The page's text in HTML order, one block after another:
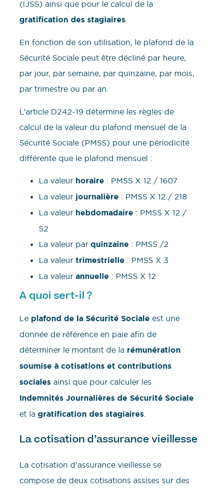
(IJSS) ainsi que pour le calcul de la
gratification des stagiaires.
En fonction de son utilisation, le plafond de la
Sécurité Sociale peut être décliné par heure,
par jour, par semaine, par quinzaine, par mois,
par trimestre ou par an.
L’article D242-19 détermine les règles de
calcul de la valeur du plafond mensuel de la
Sécurité Sociale (PMSS) pour une périodicité
différente que le plafond mensuel :
La valeur horaire : PMSS X 12 / 1607
La valeur journalière : PMSS X 12 / 218
La valeur hebdomadaire : PMSS X 12 /
52
La valeur par quinzaine : PMSS /2
La valeur trimestrielle : PMSS X 3
La valeur annuelle : PMSS X 12
A quoi sert-il ?
Le plafond de la Sécurité Sociale est une
donnée de référence en paie afin de
déterminer le montant de la rémunération
soumise à cotisations et contributions
sociales ainsi que pour calculer les
Indemnités Journalières de Sécurité Sociale
et la gratification des stagiaires.
La cotisation d’assurance vieillesse
La cotisation d’assurance vieillesse se
compose de deux cotisations assises sur des